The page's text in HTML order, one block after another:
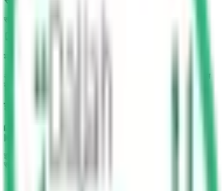
सऊदी अरब के सभी सड़क संकेतों और चिह्नों की विस्तृत व्याख्या।
मोबाइल फ्रेंडली
अपने सीखने की सामग्री को कभी भी, कहीं भी, किसी भी डिवाइस पर एक्सेस
करें।
हमारे उपयोगकर्ता क्या कहते हैं
इस ऐप की मदद से, मैंने 4 मिनट में अपना टेस्ट पूरा किया और सभी 30 जवाब
सही थे। समय सीमा 45 मिनट थी।